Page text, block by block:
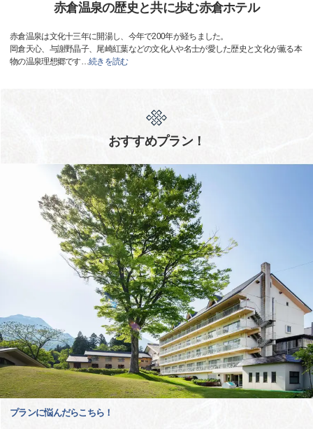
赤倉温泉の歴史と共に歩む赤倉ホテル
赤倉温泉は文化十三年に開湯し、今年で200年が経ちました。
岡倉天心、与謝野晶子、尾崎紅葉などの文化人や名士が愛した歴史と文化が薫る本
物の温泉理想郷です…続きを読む
おすすめプラン！
プランに悩んだらこちら！